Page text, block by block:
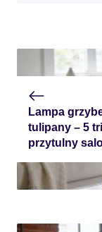
Lampa
tulipany – 5
przytulny